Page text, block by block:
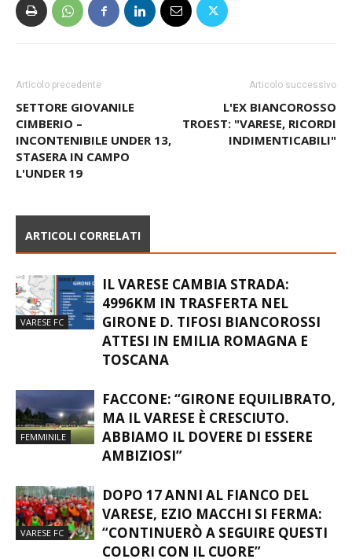
Articolo precedente
SETTORE GIOVANILE
CIMBERIO –
INCONTENIBILE UNDER 13,
STASERA IN CAMPO
L'UNDER 19
Articolo successivo
L'EX BIANCOROSSO
TROEST: "VARESE, RICORDI
INDIMENTICABILI"
ARTICOLI CORRELATI
VARESE FC
IL VARESE CAMBIA STRADA:
4996KM IN TRASFERTA NEL
GIRONE D. TIFOSI BIANCOROSSI
ATTESI IN EMILIA ROMAGNA E
TOSCANA
FEMMINILE
FACCONE: “GIRONE EQUILIBRATO,
MA IL VARESE È CRESCIUTO.
ABBIAMO IL DOVERE DI ESSERE
AMBIZIOSI”
VARESE FC
DOPO 17 ANNI AL FIANCO DEL
VARESE, EZIO MACCHI SI FERMA:
“CONTINUERÒ A SEGUIRE QUESTI
COLORI CON IL CUORE”